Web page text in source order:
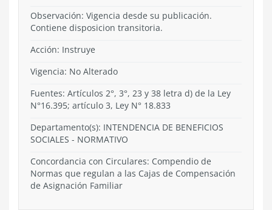
Observación: Vigencia desde su publicación.
Contiene disposicion transitoria.
Acción: Instruye
Vigencia: No Alterado
Fuentes: Artículos 2°, 3°, 23 y 38 letra d) de la Ley
N°16.395; artículo 3, Ley N° 18.833
Departamento(s): INTENDENCIA DE BENEFICIOS
SOCIALES - NORMATIVO
Concordancia con Circulares: Compendio de
Normas que regulan a las Cajas de Compensación
de Asignación Familiar